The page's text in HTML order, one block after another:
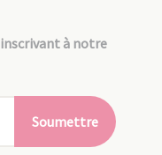
à notre
Soumettre